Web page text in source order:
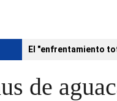
El "enfrentamiento
de